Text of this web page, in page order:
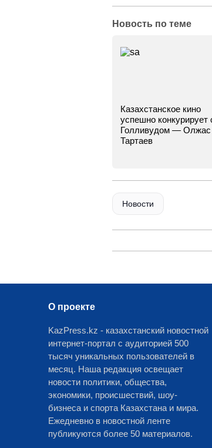
Новость по теме
Казахстанское кино
успешно конкурирует
Голливудом — Олжас
Тартаев
Новости
О проекте
KazPress.kz - казахстанский новостной
интернет-портал с аудиторией 500
тысяч уникальных пользователей в
месяц. Наша редакция освещает
новости политики, общества,
экономики, происшествий, шоу-
бизнеса и спорта Казахстана и мира.
Ежедневно в новостной ленте
публикуются более 50 материалов.